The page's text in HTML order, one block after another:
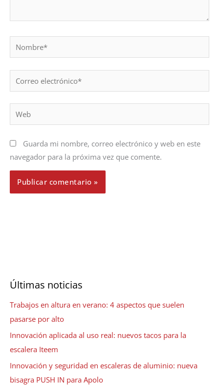
Nombre*
electrónico*
Web
Guarda mi nombre, correo electrónico y web en este
navegador para la próxima vez que comente.
Últimas noticias
Trabajos en altura en verano: 4 aspectos que suelen
pasarse por alto
Innovación aplicada al uso real: nuevos tacos para la
escalera Iteem
Innovación y seguridad en escaleras de aluminio: nueva
bisagra PUSH IN para Apolo